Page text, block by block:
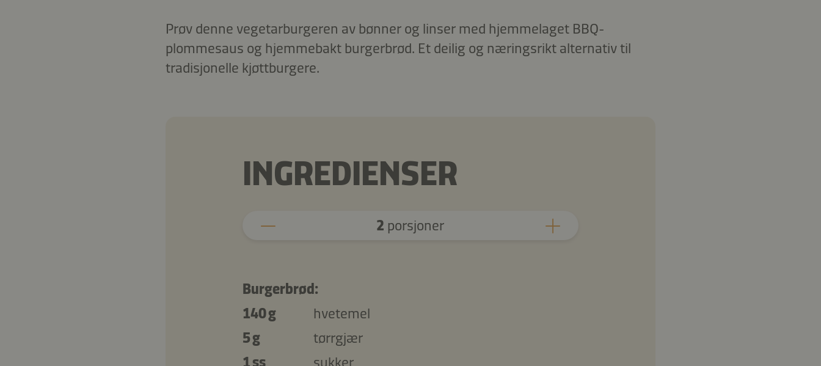
Prøv denne vegetarburgeren av bønner og linser med hjemmelaget BBQ-
plommesaus og hjemmebakt burgerbrød. Et deilig og næringsrikt alternativ til
tradisjonelle kjøttburgere.
INGREDIENSER
2 porsjoner
Burgerbrød:
140 g
hvetemel
5 g
tørrgjær
1 ss
sukker